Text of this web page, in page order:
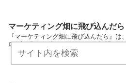
マーケティング畑に飛び込んだら
『マーケティング畑に飛び込んだら』
ロが説明したブログです。 ぜひ訪問し